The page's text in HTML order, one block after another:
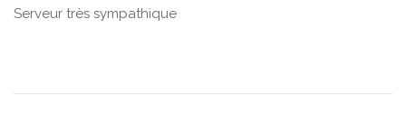
Serveur très sympathique